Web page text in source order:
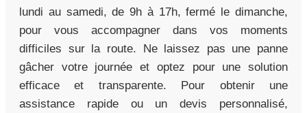
lundi au samedi, de 9h à 17h, fermé le dimanche,
pour vous accompagner dans vos moments
difficiles sur la route. Ne laissez pas une panne
gâcher votre journée et optez pour une solution
efficace et transparente. Pour obtenir une
assistance rapide ou un devis personnalisé,